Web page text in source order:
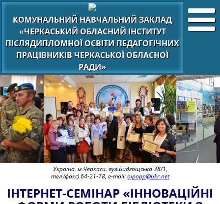
КОМУНАЛЬНИЙ НАВЧАЛЬНИЙ ЗАКЛАД
«ЧЕРКАСЬКИЙ ОБЛАСНИЙ ІНСТИТУТ
ПІСЛЯДИПЛОМНОЇ ОСВІТИ ПЕДАГОГІЧНИХ
ПРАЦІВНИКІВ ЧЕРКАСЬКОЇ ОБЛАСНОЇ
РАДИ»
Україна. м.Черкаси. вул.Бидгощська 38/1,
тел (факс) 64-21-78, e-mail:oipopp@ukr.net
ІНТЕРНЕТ-СЕМІНАР «ІННОВАЦІЙНІ